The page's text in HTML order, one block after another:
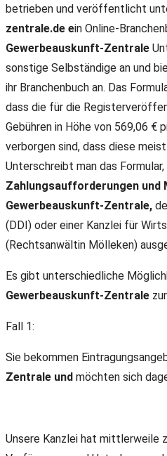
betrieben und veröffentlicht
zentrale.de ein Online-
Gewerbeauskunft-Zentrale
sonstige Selbständige an und
ihr Branchenbuch an. Das
dass die für die
Gebühren in Höhe von 569,06 €
verborgen sind, dass diese
Unterschreibt man das
Zahlungsaufforderungen und
Gewerbeauskunft-Zentrale,
(DDI) oder einer Kanzlei für
(Rechtsanwältin Mölleken)
Es gibt unterschiedliche
Gewerbeauskunft-Zentrale
Fall 1:
Sie bekommen
Zentrale und möchten sich
Unsere Kanzlei hat mittlerweile